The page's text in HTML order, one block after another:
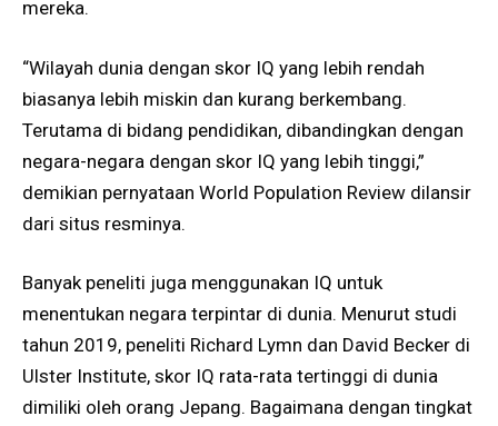
mereka.
“Wilayah dunia dengan skor IQ yang lebih rendah
biasanya lebih miskin dan kurang berkembang.
Terutama di bidang pendidikan, dibandingkan dengan
negara-negara dengan skor IQ yang lebih tinggi,”
demikian pernyataan World Population Review dilansir
dari situs resminya.
Banyak peneliti juga menggunakan IQ untuk
menentukan negara terpintar di dunia. Menurut studi
tahun 2019, peneliti Richard Lymn dan David Becker di
Ulster Institute, skor IQ rata-rata tertinggi di dunia
dimiliki oleh orang Jepang. Bagaimana dengan tingkat